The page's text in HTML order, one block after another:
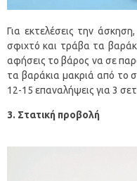
Για εκτελέσεις την
σφιχτό και τράβα τα
αφήσεις το βάρος να σε
τα βαράκια μακριά από το
12-15 επαναλήψεις για 3
3. Στατική προβολή